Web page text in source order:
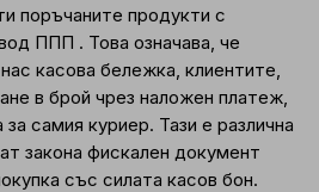
поръчаните продукти с
ППП . Това означава, че
касова бележка, клиентите,
в брой чрез наложен платеж,
самия куриер. Тази е различна
закона фискален документ
със силата касов бон.